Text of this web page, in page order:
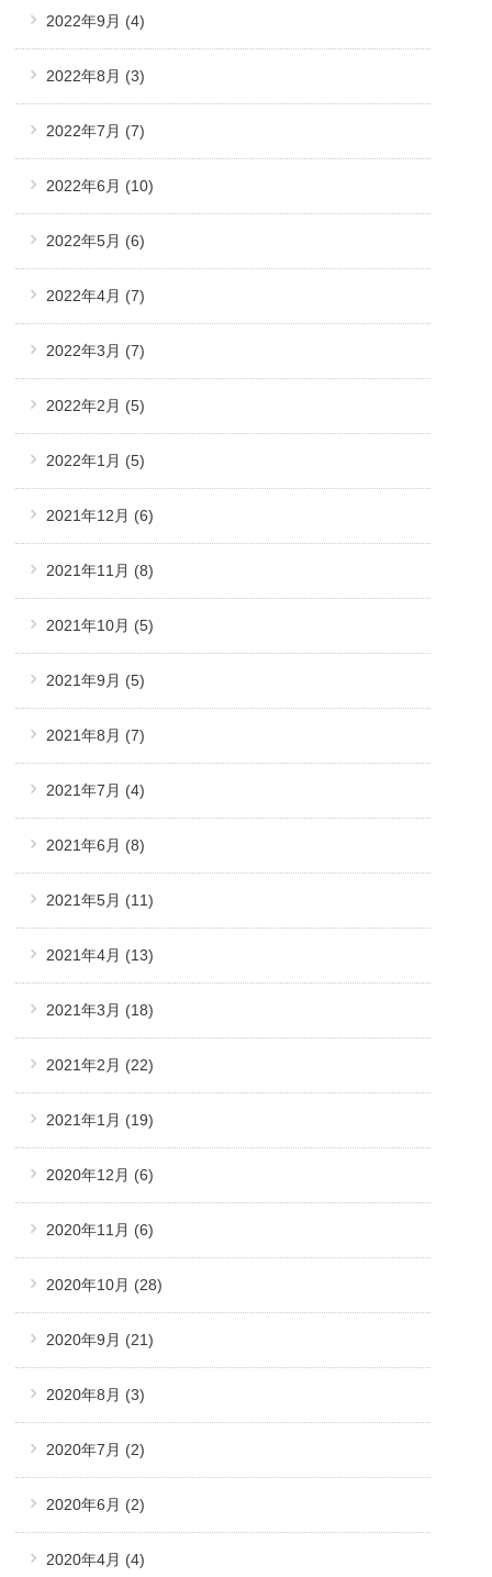
2022年9月 (4)
2022年8月 (3)
2022年7月 (7)
2022年6月 (10)
2022年5月 (6)
2022年4月 (7)
2022年3月 (7)
2022年2月 (5)
2022年1月 (5)
2021年12月 (6)
2021年11月 (8)
2021年10月 (5)
2021年9月 (5)
2021年8月 (7)
2021年7月 (4)
2021年6月 (8)
2021年5月 (11)
2021年4月 (13)
2021年3月 (18)
2021年2月 (22)
2021年1月 (19)
2020年12月 (6)
2020年11月 (6)
2020年10月 (28)
2020年9月 (21)
2020年8月 (3)
2020年7月 (2)
2020年6月 (2)
2020年4月 (4)